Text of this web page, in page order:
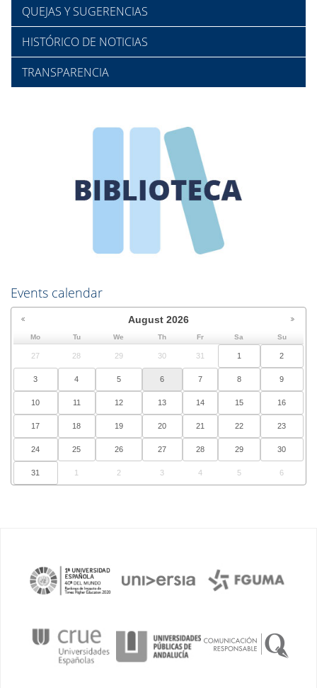
QUEJAS Y SUGERENCIAS
HISTÓRICO DE NOTICIAS
TRANSPARENCIA
Events calendar
August 2026
Mo Tu We Th Fr Sa Su
27 28 29 30 31 1 2
3 4 5 6 7 8 9
10 11 12 13 14 15 16
17 18 19 20 21 22 23
24 25 26 27 28 29 30
31 1 2 3 4 5 6